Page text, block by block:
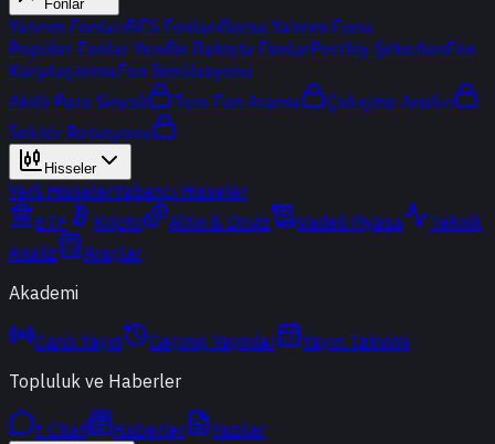
Fonlar
Yatırım FonlarıBES FonlarıBorsa Yatırım Fonu
Popüler Fonlar YeniBir Bakışta FonlarPortföy ŞirketleriFon
KarşılaştırmaFon Simülasyonu
Akıllı Para Sinyali
Ters Fon Arama
Çakışma Analizi
Sektör Rotasyonu
Hisseler
Yerli HisselerYabancı Hisseler
ETF
Kripto Altın & Döviz Vadeli Piyasa
Teknik
Analiz
Araçlar
Akademi
Canlı Yayın Geçmiş Yayınlar
Yayın Takvimi
Topluluk ve Haberler
t-Chat Haberler Yazılar